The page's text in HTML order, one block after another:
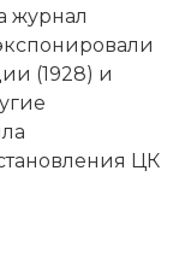
журнал
(1928) и
ЦК